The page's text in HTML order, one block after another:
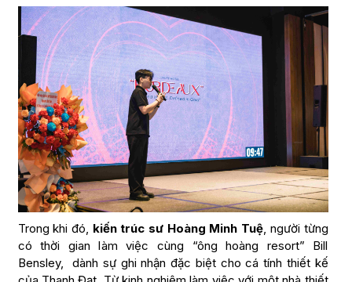
Trong khi đó, kiến trúc sư Hoàng Minh Tuệ, người từng
có thời gian làm việc cùng “ông hoàng resort” Bill
Bensley, dành sự ghi nhận đặc biệt cho cá tính thiết kế